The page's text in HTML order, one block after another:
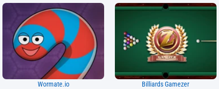
Wormate.io Billiards Gamezer